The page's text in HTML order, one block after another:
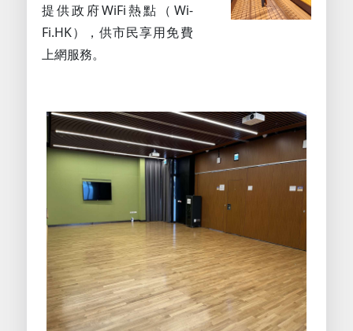
提供政府WiFi熱點（Wi-
Fi.HK），供市民享用免費
上網服務。